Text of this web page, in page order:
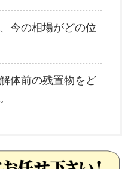
今の相場がどの位
体前の残置物をど